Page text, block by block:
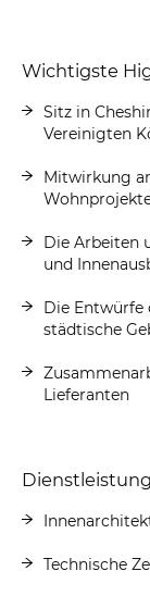
Wichtigste
Sitz in
Vereinigten
Mitwirkung
Die Arbeiten
und
Die Entwürfe
städtische
Lieferanten
Technische